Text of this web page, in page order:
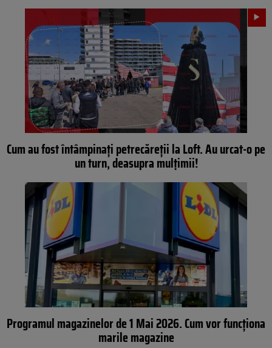
Cum au fost întâmpinați petrecăreții la Loft. Au urcat-o pe
un turn, deasupra mulțimii!
Programul magazinelor de 1 Mai 2026. Cum vor funcționa
marile magazine